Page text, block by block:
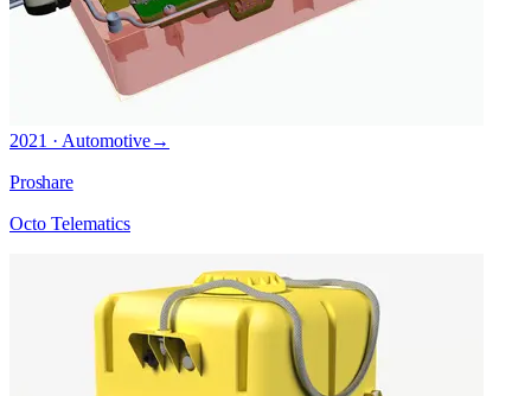
2021 · Automotive→
Proshare
Octo Telematics